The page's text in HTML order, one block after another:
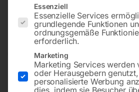
zu EUROREEL AIR 8/10
10,80
inkl. MwSt. zzgl.Versandkosten
Lieferzeit:ca. 2 - 3 Tage
Es folgt eine Liste der Service-
Essenziell
Essenzielle Services
grundlegende Funktionen
ordnungsgemäße
erforderlich.
Marketing
Marketing Services werden
oder Herausgebern
personalisierte Werbung